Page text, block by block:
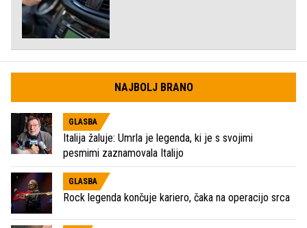
NAJBOLJ BRANO
GLASBA
Italija žaluje: Umrla je legenda, ki je s svojimi
pesmimi zaznamovala Italijo
GLASBA
Rock legenda končuje kariero, čaka na operacijo srca